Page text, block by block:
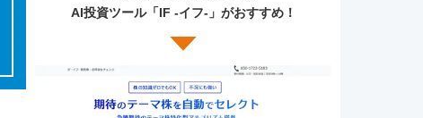
AI投資ツール「IF -イフ-」がおすすめ！